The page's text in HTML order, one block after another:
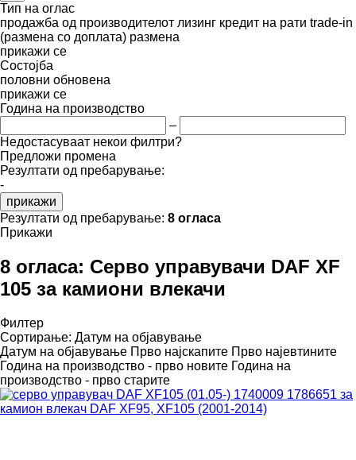
Тип на оглас
продажба од производителот лизинг кредит на рати trade-in
(размена со доплата) размена
прикажи се
Состојба
половни обновена
прикажи се
Година на производство
–
Недостасуваат некои филтри?
Предложи промена
Резултати од пребарување:
-
прикажи
Резултати од пребарување: 8 огласа
Прикажи
8 огласа: Серво управувачи DAF XF
105 за камиони влекачи
Филтер
Сортирање: Датум на објавување
Датум на објавување Прво најскапите Прво најевтините
Година на производство - прво новите Година на
производство - прво старите